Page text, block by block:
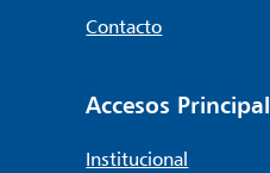
Contacto
Accesos
Institucional